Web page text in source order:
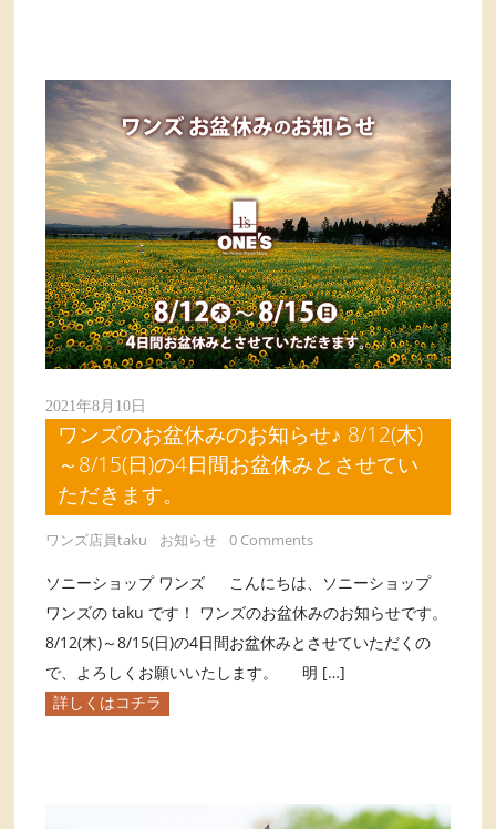
2021年8月10日
ワンズのお盆休みのお知らせ♪ 8/12(木)
～8/15(日)の4日間お盆休みとさせてい
ただきます。
ワンズ店員taku お知らせ 0 Comments
ソニーショップ ワンズ こんにちは、ソニーショップ
ワンズの taku です！ ワンズのお盆休みのお知らせです。
8/12(木)～8/15(日)の4日間お盆休みとさせていただくの
で、よろしくお願いいたします。 明 […]
詳しくはコチラ